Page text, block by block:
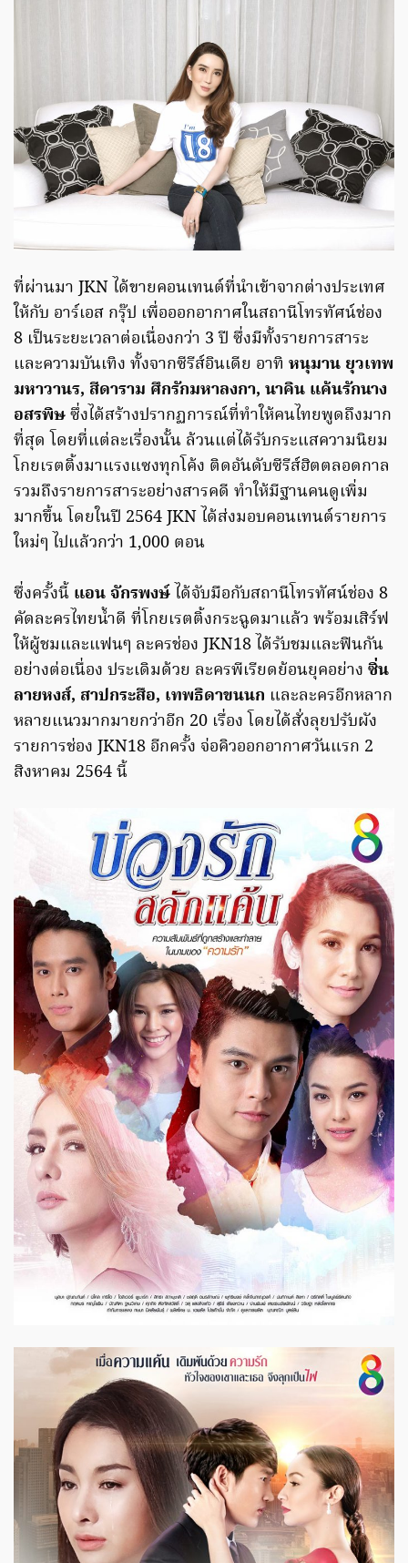
ที่ผ่านมา JKN ได้ขายคอนเทนต์ที่นำเข้าจากต่างประเทศ
ให้กับ อาร์เอส กรุ๊ป เพื่อออกอากาศในสถานีโทรทัศน์ช่อง
8 เป็นระยะเวลาต่อเนื่องกว่า 3 ปี ซึ่งมีทั้งรายการสาระ
และความบันเทิง ทั้งจากซีรีส์อินเดีย อาทิ หนุมาน ยุวเทพ
มหาวานร, สีดาราม ศึกรักมหาลงกา, นาคิน แค้นรักนาง
อสรพิษซึ่งได้สร้างปรากฏการณ์ที่ทำให้คนไทยพูดถึงมาก
ที่สุด โดยที่แต่ละเรื่องนั้น ล้วนแต่ได้รับกระแสความนิยม
โกยเรตติ้งมาแรงแซงทุกโค้ง ติดอันดับซีรีส์ฮิตตลอดกาล
รวมถึงรายการสาระอย่างสารคดี ทำให้มีฐานคนดูเพิ่ม
มากขึ้น โดยในปี 2564 JKN ได้ส่งมอบคอนเทนต์รายการ
ใหม่ๆ ไปแล้วกว่า 1,000 ตอน
ซึ่งครั้งนี้ แอน จักรพงษ์ ได้จับมือกับสถานีโทรทัศน์ช่อง 8
คัดละครไทยน้ำดี ที่โกยเรตติ้งกระฉูดมาแล้ว พร้อมเสิร์ฟ
ให้ผู้ชมและแฟนๆ ละครช่อง JKN18 ได้รับชมและฟินกัน
อย่างต่อเนื่อง ประเดิมด้วย ละครพีเรียดย้อนยุคอย่าง ซิ่น
ลายหงส์, สาปกระสือ, เทพธิดาขนนก และละครอีกหลาก
หลายแนวมากมายกว่าอีก 20 เรื่อง โดยได้สั่งลุยปรับผัง
รายการช่อง JKN18 อีกครั้ง จ่อคิวออกอากาศวันแรก 2
สิงหาคม 2564 นี้